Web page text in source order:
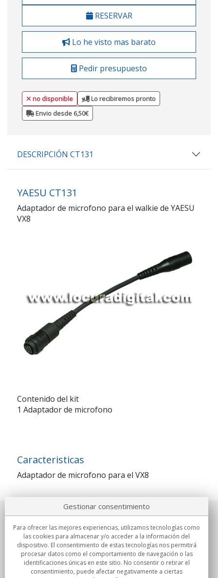
RESERVAR
Lo he visto mas barato
Pedir presupuesto
no disponible
Lo recibiremos pronto
Envio desde 6,50€
DESCRIPCIÓN CT131
YAESU CT131
Adaptador de microfono para el walkie de YAESU
VX8
Contenido del kit
1 Adaptador de microfono
Caracteristicas
Adaptador de microfono para el VX8
Sobre nosotros
Compromisos
Compras
Gestionar consentimiento
Para ofrecer las mejores experiencias, utilizamos tecnologías como
las cookies para almacenar y/o acceder a la información del
dispositivo. El consentimiento de estas tecnologías nos permitirá
procesar datos como el comportamiento de navegación o las
identificaciones únicas en este sitio. No consentir o retirar el
consentimiento, puede afectar negativamente a ciertas